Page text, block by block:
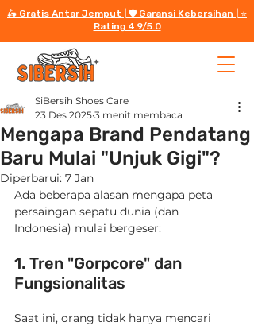
🛵 Gratis Antar Jemput | 🛡️ Garansi Kebersihan | ⭐️
Rating 4.9/5.0
Mengapa Brand Pendatang
Baru Mulai "Unjuk Gigi"?
SiBersih Shoes Care
23 Des 2025 3 menit membaca
Diperbarui: 7 Jan
Ada beberapa alasan mengapa peta
persaingan sepatu dunia (dan
Indonesia) mulai bergeser:
1. Tren "Gorpcore" dan
Fungsionalitas
Saat ini, orang tidak hanya mencari